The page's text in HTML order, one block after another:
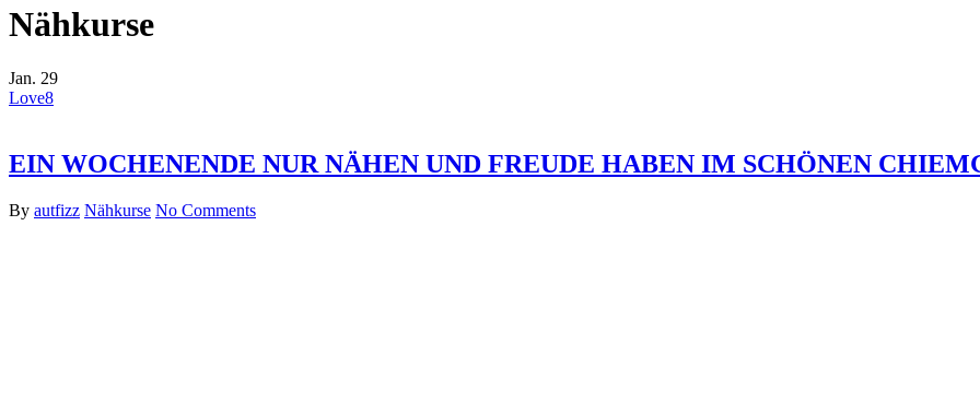
Nähkurse
Jan. 29
Love8
EIN WOCHENENDE NUR NÄHEN UND FREUDE HABEN IM SCHÖNEN
By autfizz Nähkurse No Comments